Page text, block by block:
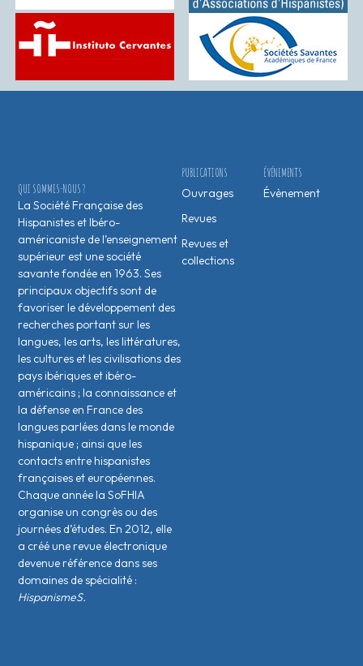
ÉVÉNEMENTS
Évènement
PUBLICATIONS
Ouvrages
Revues
Revues et
collections
QUI SOMMES-NOUS ?
La Société Française des
Hispanistes et Ibéro-
américaniste de l’enseignement
supérieur est une société
savante fondée en 1963. Ses
principaux objectifs sont de
favoriser le développement des
recherches portant sur les
langues, les arts, les littératures,
les cultures et les civilisations des
pays ibériques et ibéro-
américains ; la connaissance et
la défense en France des
langues parlées dans le monde
hispanique ; ainsi que les
contacts entre hispanistes
français·es et européen·nes.
Chaque année la SoFHIA
organise un congrès ou des
journées d’études. En 2012, elle
a créé une revue électronique
devenue référence dans ses
domaines de spécialité :
HispanismeS.